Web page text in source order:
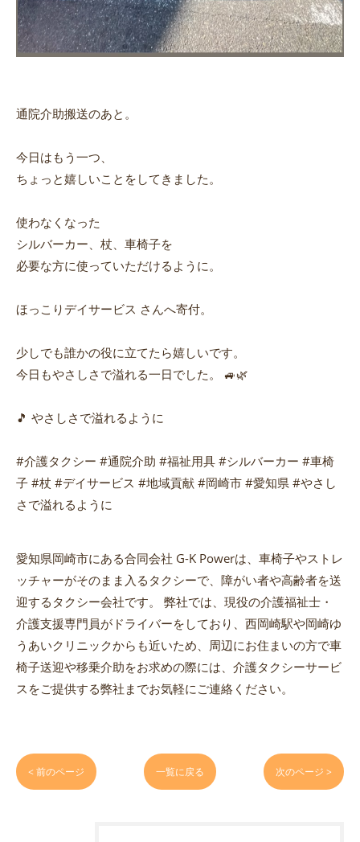
通院介助搬送のあと。
今日はもう一つ、
ちょっと嬉しいことをしてきました。
使わなくなった
シルバーカー、杖、車椅子を
必要な方に使っていただけるように。
ほっこりデイサービス さんへ寄付。
少しでも誰かの役に立てたら嬉しいです。
今日もやさしさで溢れる一日でした。 🚙🌿
🎵 やさしさで溢れるように
#介護タクシー #通院介助 #福祉用具 #シルバーカー #車椅
子 #杖 #デイサービス #地域貢献 #岡崎市 #愛知県 #やさし
さで溢れるように
愛知県岡崎市にある合同会社 G-K Powerは、車椅子やストレ
ッチャーがそのまま入るタクシーで、障がい者や高齢者を送
迎するタクシー会社です。 弊社では、現役の介護福祉士・
介護支援専門員がドライバーをしており、西岡崎駅や岡崎ゆ
うあいクリニックからも近いため、周辺にお住まいの方で車
椅子送迎や移乗介助をお求めの際には、介護タクシーサービ
スをご提供する弊社までお気軽にご連絡ください。
< 前のページ 一覧に戻る 次のページ >